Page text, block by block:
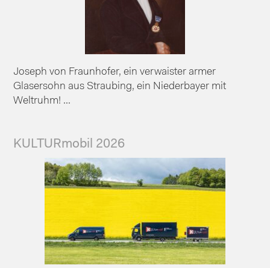
Joseph von Fraunhofer, ein verwaister armer
Glasersohn aus Straubing, ein Niederbayer mit
Weltruhm! ...
KULTURmobil 2026